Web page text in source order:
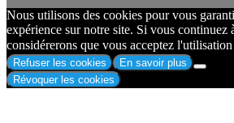
Nous utilisons des cookies pour vous
expérience sur notre site. Si vous continuez
considérerons que vous acceptez
Refuser les cookies
En savoir plus
Révoquer les cookies